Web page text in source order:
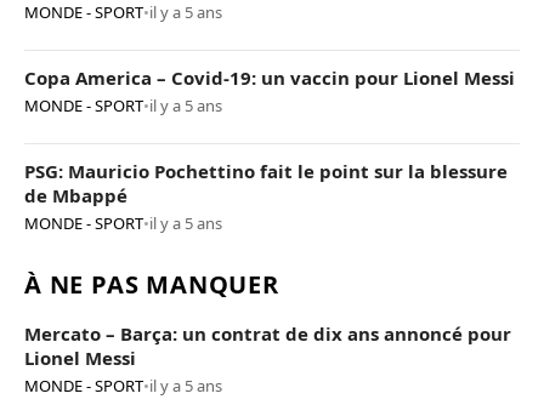
MONDE - SPORT•il y a 5 ans
Copa America – Covid-19: un vaccin pour Lionel Messi
MONDE - SPORT•il y a 5 ans
PSG: Mauricio Pochettino fait le point sur la blessure
de Mbappé
MONDE - SPORT•il y a 5 ans
À NE PAS MANQUER
Mercato – Barça: un contrat de dix ans annoncé pour
Lionel Messi
MONDE - SPORT•il y a 5 ans